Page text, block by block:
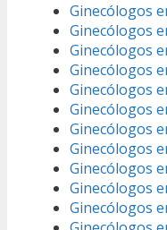
Ginecólogos
Ginecólogos
Ginecólogos
Ginecólogos
Ginecólogos
Ginecólogos
Ginecólogos
Ginecólogos
Ginecólogos
Ginecólogos
Ginecólogos